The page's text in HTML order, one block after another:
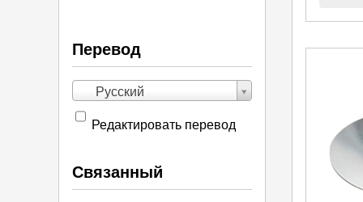
Перевод
Русский
Редактировать перевод
Связанный